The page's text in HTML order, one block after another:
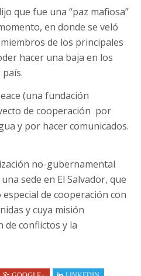
que fue una “paz mafiosa”
en donde se veló
de los principales
hacer una baja en los
(una fundación
de cooperación por
y por hacer comunicados.
no-gubernamental
sede en El Salvador, que
de cooperación con
y cuya misión
conflictos y la